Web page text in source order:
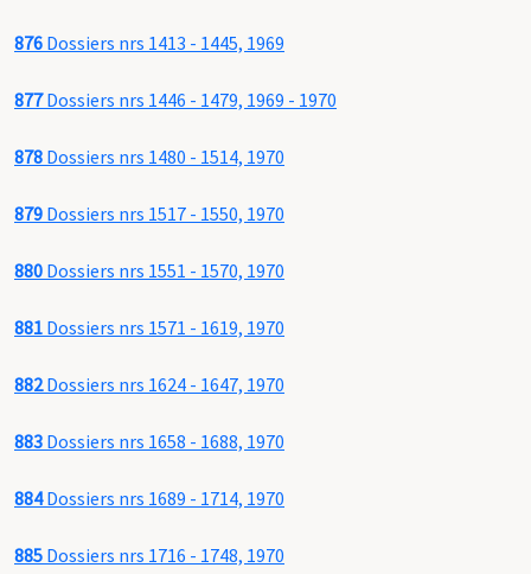
876 Dossiers nrs 1413 - 1445, 1969
877Dossiers nrs 1446 - 1479, 1969 - 1970
878 Dossiers nrs 1480 - 1514, 1970
879 Dossiers nrs 1517 - 1550, 1970
880 Dossiers nrs 1551 - 1570, 1970
881 Dossiers nrs 1571 - 1619, 1970
882Dossiers nrs 1624 - 1647, 1970
883 Dossiers nrs 1658 - 1688, 1970
884Dossiers nrs 1689 - 1714, 1970
885 Dossiers nrs 1716 - 1748, 1970